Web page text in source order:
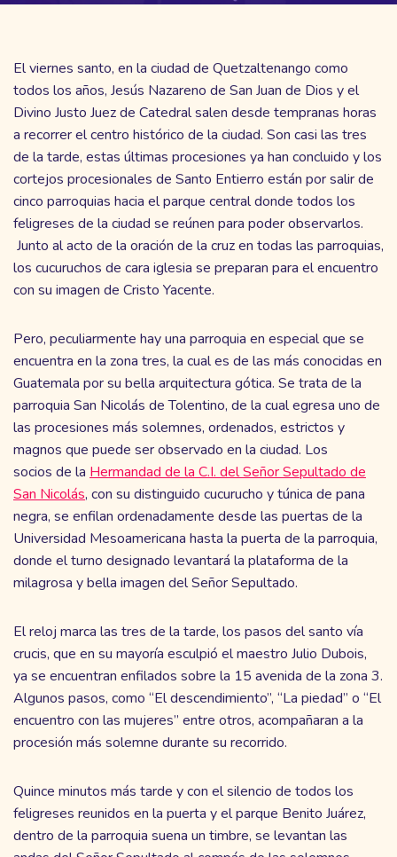
El viernes santo, en la ciudad de Quetzaltenango como
todos los años, Jesús Nazareno de San Juan de Dios y el
Divino Justo Juez de Catedral salen desde tempranas horas
a recorrer el centro histórico de la ciudad. Son casi las tres
de la tarde, estas últimas procesiones ya han concluido y los
cortejos procesionales de Santo Entierro están por salir de
cinco parroquias hacia el parque central donde todos los
feligreses de la ciudad se reúnen para poder observarlos.
Junto al acto de la oración de la cruz en todas las parroquias,
los cucuruchos de cara iglesia se preparan para el encuentro
con su imagen de Cristo Yacente.
Pero, peculiarmente hay una parroquia en especial que se
encuentra en la zona tres, la cual es de las más conocidas en
Guatemala por su bella arquitectura gótica. Se trata de la
parroquia San Nicolás de Tolentino, de la cual egresa uno de
las procesiones más solemnes, ordenados, estrictos y
magnos que puede ser observado en la ciudad. Los
socios de la Hermandad de la C.I. del Señor Sepultado de
San Nicolás, con su distinguido cucurucho y túnica de pana
negra, se enfilan ordenadamente desde las puertas de la
Universidad Mesoamericana hasta la puerta de la parroquia,
donde el turno designado levantará la plataforma de la
milagrosa y bella imagen del Señor Sepultado.
El reloj marca las tres de la tarde, los pasos del santo vía
crucis, que en su mayoría esculpió el maestro Julio Dubois,
ya se encuentran enfilados sobre la 15 avenida de la zona 3.
Algunos pasos, como “El descendimiento”, “La piedad” o “El
encuentro con las mujeres” entre otros, acompañaran a la
procesión más solemne durante su recorrido.
Quince minutos más tarde y con el silencio de todos los
feligreses reunidos en la puerta y el parque Benito Juárez,
dentro de la parroquia suena un timbre, se levantan las